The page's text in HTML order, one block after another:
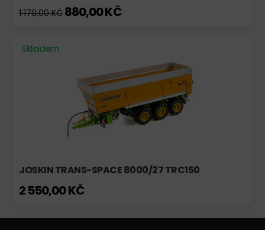
1 170,00 KČ 880,00 KČ
Skladem
JOSKIN TRANS-SPACE 8000/27 TRC150
2 550,00 KČ